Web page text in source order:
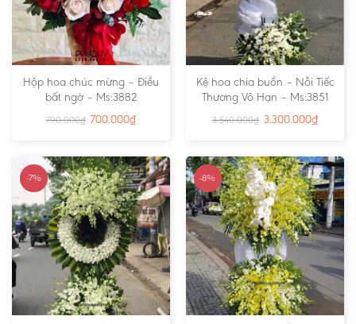
Hộp hoa chúc mừng – Điều
bất ngờ – Ms:3882
790.000₫ 700.000₫
Kệ hoa chia buồn – Nỗi Tiếc
Thương Vô Hạn – Ms:3851
3.540.000₫ 3.300.000₫
-7% -8%